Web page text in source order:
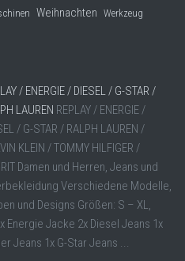
Weihnachten Werkzeug
/ ENERGIE / DIESEL / G-STAR /
LAUREN REPLAY / ENERGIE /
/ G-STAR / RALPH LAUREN /
KLEIN / TOMMY HILFIGER /
Damen und Herren, Jeans und
Verschiedene Modelle,
und Designs Größen: S – XL,
Energie Jacke 2x Diesel Jeans 1x
Jeans 1x G-Star Jeans ...